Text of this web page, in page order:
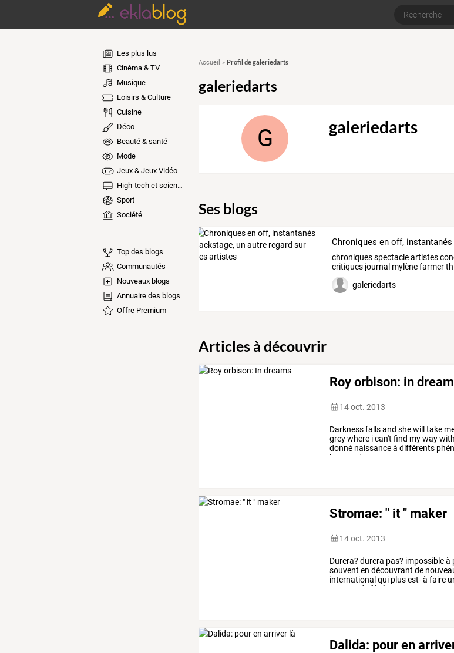
Les plus lus
Cinéma & TV
Musique
Loisirs & Culture
Cuisine
Déco
Beauté & santé
Mode
Jeux & Jeux Vidéo
High-tech et sciences
Sport
Société
Top des blogs
Communautés
Nouveaux blogs
Annuaire des blogs
Offre Premium
Accueil » Profil de galeriedarts
galeriedarts
G galeriedarts
Ses blogs
chroniquesspectacleartistes
critiquesjournal mylènefarmer
mika
galeriedarts
Articles à découvrir
Roy orbison: in
14 oct. 2013
Darknessfallsand shewill take
greywhere ican't find myway
donné naissanceà différents
la
conscience
Stromae: " it " maker
14 oct. 2013
Durera? durera pas? impossibleà
souvent en découvrant de
international qui plusest-à faire
de l'événement
Dalida: pour en